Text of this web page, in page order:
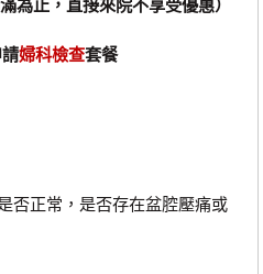
為止，直接來院不享受優惠）
婦科檢查套餐
正常，是否存在盆腔壓痛或